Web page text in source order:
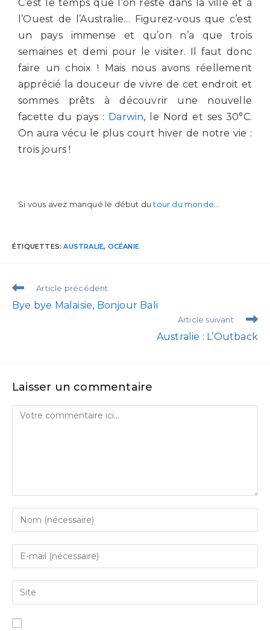
C’est le temps que l’on reste dans la ville et à
l’Ouest de l’Australie… Figurez-vous que c’est
un pays immense et qu’on n’a que trois
semaines et demi pour le visiter. Il faut donc
faire un choix ! Mais nous avons réellement
apprécié la douceur de vivre de cet endroit et
sommes prêts à découvrir une nouvelle
facette du pays : Darwin, le Nord et ses 30°C.
On aura vécu le plus court hiver de notre vie :
trois jours !
Si vous avez manqué le début dutour du monde
ÉTIQUETTES:AUSTRALIE, OCÉANIE
Article précédent
Bye bye Malaisie, Bonjour Bali
Article suivant
Australie : L’Outback
Laisser un commentaire